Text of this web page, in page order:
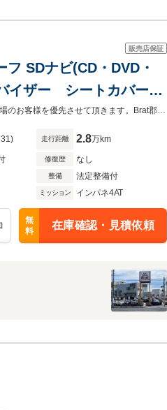
販売店保証
SDナビ(CD・DVD・
イザー シートカバー
害軽減ブレーキ バック
◆当店以外で購入される場合は陸送費用等、別途費用が発生します。◆販売はご来場のお客様を優先させて頂きます。Brat郡山TEL：0120-724-647
走行距離 2.8万km
修復歴 なし
整備 法定整備付
ミッション インパネ4AT
無
料
在庫確認・見積依頼